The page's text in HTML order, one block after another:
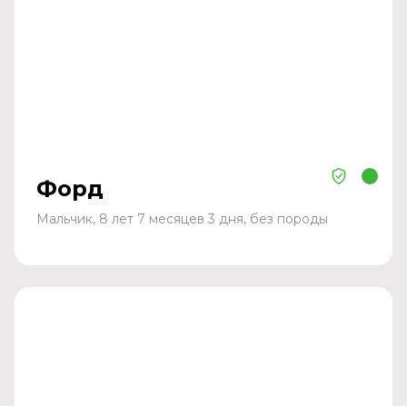
Форд
Мальчик, 8 лет 7 месяцев 3 дня, без породы